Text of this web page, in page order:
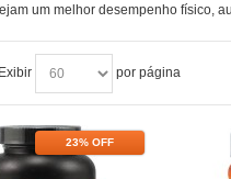
um melhor desempenho físico,
Exibir por página
23% OFF